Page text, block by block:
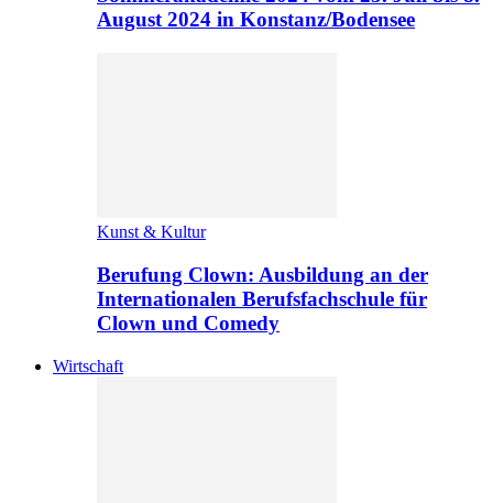
August 2024 in Konstanz/Bodensee
Kunst & Kultur
Berufung Clown: Ausbildung an der
Internationalen Berufsfachschule für
Clown und Comedy
Wirtschaft